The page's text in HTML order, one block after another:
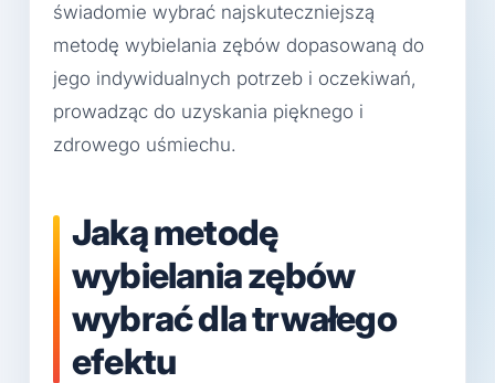
świadomie wybrać najskuteczniejszą
metodę wybielania zębów dopasowaną do
jego indywidualnych potrzeb i oczekiwań,
prowadząc do uzyskania pięknego i
zdrowego uśmiechu.
Jaką metodę
wybielania zębów
wybrać dla trwałego
efektu